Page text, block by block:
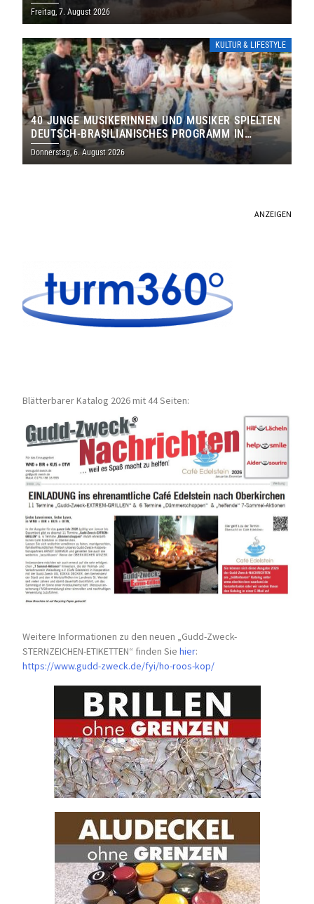
DENKMALS EIN
Freitag, 7. August 2026
KULTUR & LIFESTYLE
40 JUNGE MUSIKERINNEN UND MUSIKER SPIELTEN
DEUTSCH-BRASILIANISCHES PROGRAMM IN
THOLEY
Donnerstag, 6. August 2026
ANZEIGEN
Blätterbarer Katalog 2026 mit 44 Seiten:
Weitere Informationen zu den neuen „Gudd-Zweck-
STERNZEICHEN-ETIKETTEN“ finden Siehier:
https://www.gudd-zweck.de/fyi/ho-roos-kop/